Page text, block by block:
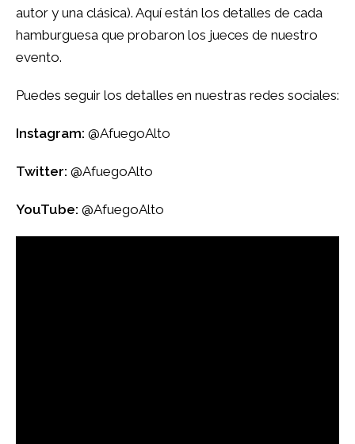
autor y una clásica). Aquí están los detalles de cada
hamburguesa que probaron los jueces de nuestro
evento.
Puedes seguir los detalles en nuestras redes sociales:
Instagram: @AfuegoAlto
Twitter: @AfuegoAlto
YouTube: @AfuegoAlto